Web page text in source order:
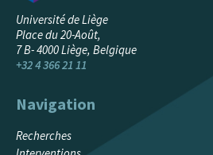
Université de Liège
Place du 20-Août,
7 B- 4000 Liège, Belgique
+32 4 366 21 11
Navigation
Recherches
CLIQUEZ ICI